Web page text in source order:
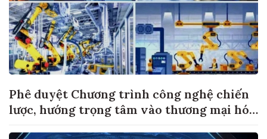
Phê duyệt Chương trình công nghệ chiến
lược, hướng trọng tâm vào thương mại hóa